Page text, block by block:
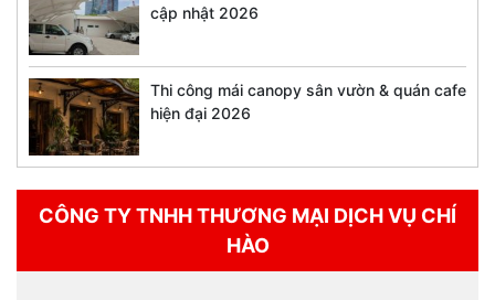
cập nhật 2026
Thi công mái canopy sân vườn & quán cafe
hiện đại 2026
CÔNG TY TNHH THƯƠNG MẠI DỊCH VỤ CHÍ
HÀO